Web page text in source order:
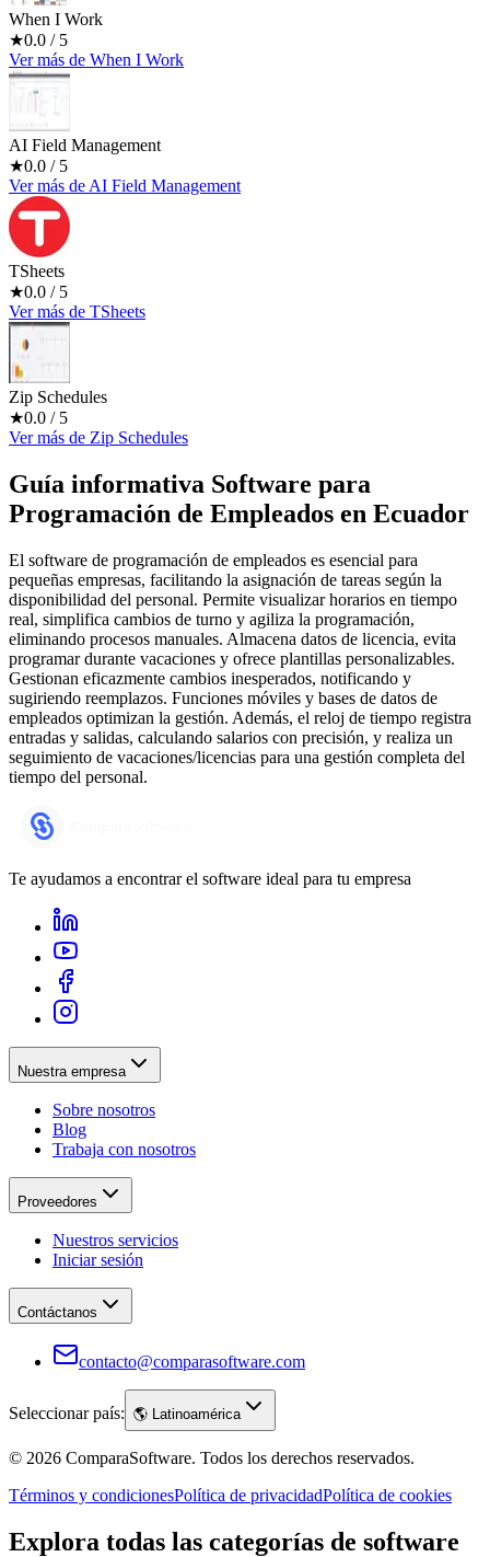
When I Work
★0.0 / 5
Ver más de When I Work
AI Field Management
★0.0 / 5
Ver más de AI Field Management
TSheets
★0.0 / 5
Ver más de TSheets
Zip Schedules
★0.0 / 5
Ver más de Zip Schedules
Guía informativa Software para
Programación de Empleados en Ecuador
El software de programación de empleados es esencial para
pequeñas empresas, facilitando la asignación de tareas según la
disponibilidad del personal. Permite visualizar horarios en tiempo
real, simplifica cambios de turno y agiliza la programación,
eliminando procesos manuales. Almacena datos de licencia, evita
programar durante vacaciones y ofrece plantillas personalizables.
Gestionan eficazmente cambios inesperados, notificando y
sugiriendo reemplazos. Funciones móviles y bases de datos de
empleados optimizan la gestión. Además, el reloj de tiempo registra
entradas y salidas, calculando salarios con precisión, y realiza un
seguimiento de vacaciones/licencias para una gestión completa del
tiempo del personal.
Te ayudamos a encontrar el software ideal para tu empresa
Nuestra empresa
Sobre nosotros
Blog
Trabaja con nosotros
Proveedores
Nuestros servicios
Iniciar sesión
Contáctanos
contacto@comparasoftware.com
Seleccionar país: 🌎 Latinoamérica
© 2026 ComparaSoftware. Todos los derechos reservados.
Términos y condicionesPolítica de privacidadPolítica de cookies
Explora todas las categorías de software